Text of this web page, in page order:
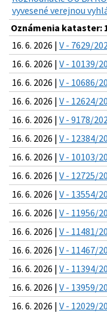
vyvesené verejnou
Oznámenia kataster:
16. 6. 2026 | V - 7629/
16. 6. 2026 | V - 10139/
16. 6. 2026 | V - 10686/
16. 6. 2026 | V - 12624/
16. 6. 2026 | V - 9178/
16. 6. 2026 | V - 12384/
16. 6. 2026 | V - 10103/
16. 6. 2026 | V - 12725/
16. 6. 2026 | V - 13554/
16. 6. 2026 | V - 11956/
16. 6. 2026 | V - 11481/
16. 6. 2026 | V - 11467/
16. 6. 2026 | V - 11394/
16. 6. 2026 | V - 13959/
16. 6. 2026 | V - 12029/